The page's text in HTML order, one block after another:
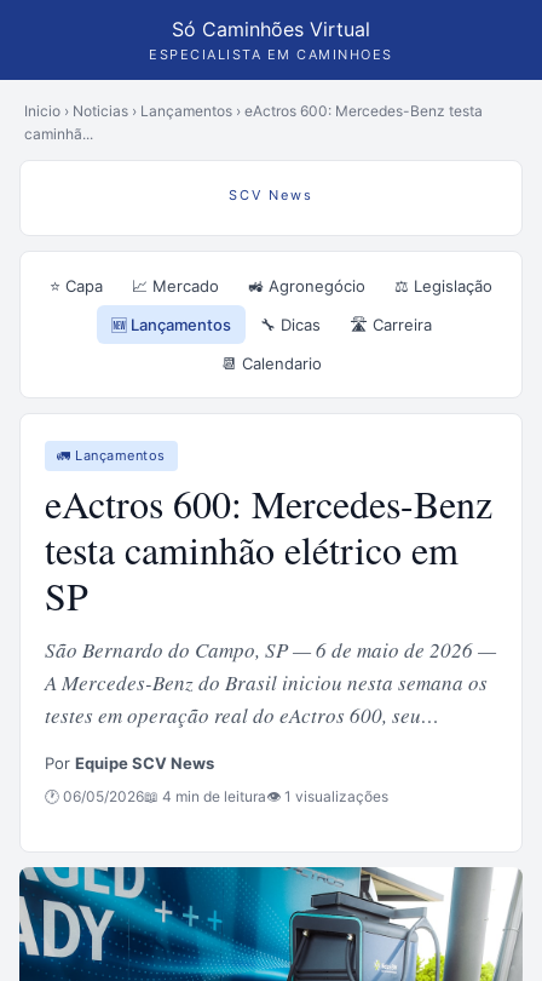
Só Caminhões Virtual
ESPECIALISTA EM CAMINHOES
Inicio › Noticias › Lançamentos › eActros 600: Mercedes-Benz testa
caminhã...
SCV News
⭐ Capa 📈 Mercado 🚜 Agronegócio
⚖️ Legislação
🆕 Lançamentos
🔧 Dicas
🛣️ Carreira
📆 Calendario
🚛 Lançamentos
eActros 600: Mercedes-Benz
testa caminhão elétrico em
SP
São Bernardo do Campo, SP — 6 de maio de 2026 —
A Mercedes-Benz do Brasil iniciou nesta semana os
testes em operação real do eActros 600, seu…
Por Equipe SCV News
🕐 06/05/2026📖 4 min de leitura👁 1 visualizações